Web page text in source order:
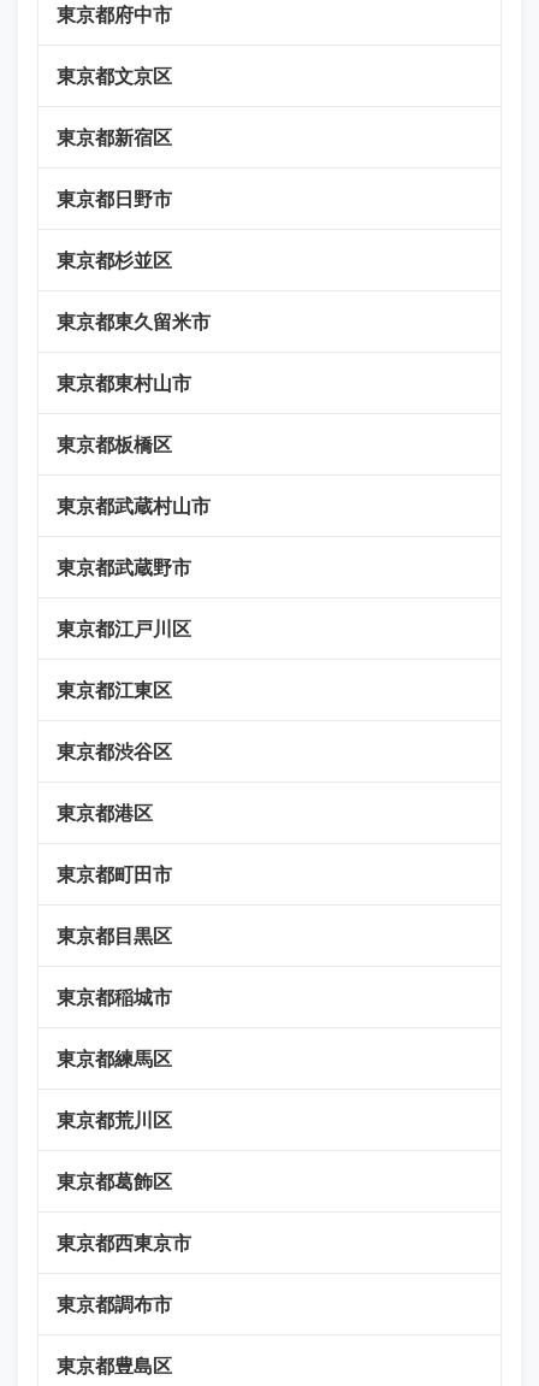
東京都府中市
東京都文京区
東京都新宿区
東京都日野市
東京都杉並区
東京都東久留米市
東京都東村山市
東京都板橋区
東京都武蔵村山市
東京都武蔵野市
東京都江戸川区
東京都江東区
東京都渋谷区
東京都港区
東京都町田市
東京都目黒区
東京都稲城市
東京都練馬区
東京都荒川区
東京都葛飾区
東京都西東京市
東京都調布市
東京都豊島区